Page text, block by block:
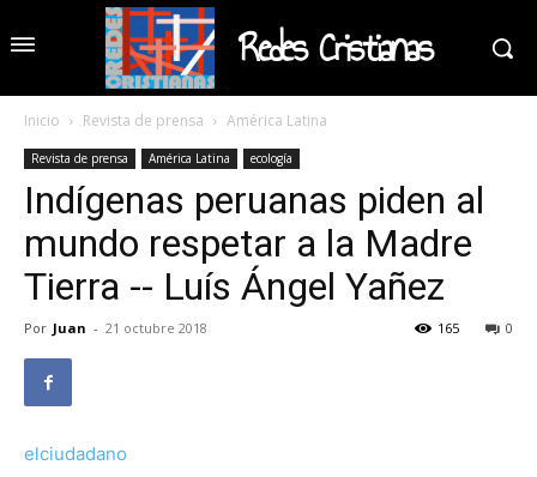
Redes Cristianas
Inicio Revista de prensa América Latina
Revista de prensa América Latina ecología
Indígenas peruanas piden al
mundo respetar a la Madre
Tierra -- Luís Ángel Yañez
Por Juan - 21 octubre 2018 0
165
elciudadano